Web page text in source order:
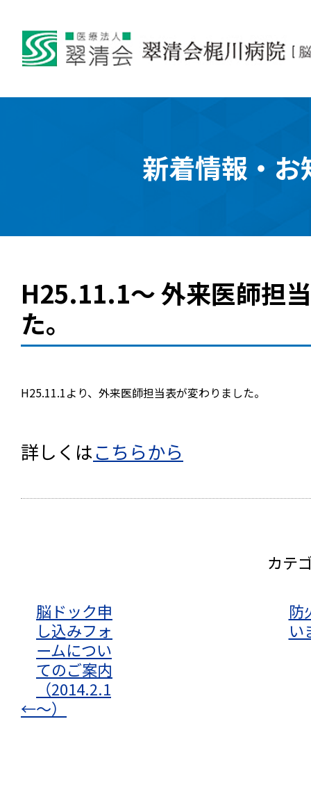
新着情報・お
H25.11.1～ 外来医師担
た。
H25.11.1より、外来医師担当表が変わりました。
詳しくはこちらから
カテ
←
脳ドック申
し込みフォ
ームについ
てのご案内
（2014.2.1
～）
防
い